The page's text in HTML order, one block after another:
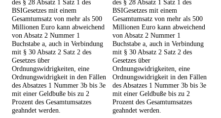
des § 28 Absatz 1 Satz 1 des
BSIGesetzes mit einem
Gesamtumsatz von mehr als 500
Millionen Euro kann abweichend
von Absatz 2 Nummer 1
Buchstabe a, auch in Verbindung
mit § 30 Absatz 2 Satz 2 des
Gesetzes über
Ordnungswidrigkeiten, eine
Ordnungswidrigkeit in den Fällen
des Absatzes 1 Nummer 3b bis 3e
mit einer Geldbuße bis zu 2
Prozent des Gesamtumsatzes
geahndet werden.
des § 28 Absatz 1 Satz 1 des
BSIGesetzes mit einem
Gesamtumsatz von mehr als 500
Millionen Euro kann abweichend
von Absatz 2 Nummer 1
Buchstabe a, auch in Verbindung
mit § 30 Absatz 2 Satz 2 des
Gesetzes über
Ordnungswidrigkeiten, eine
Ordnungswidrigkeit in den Fällen
des Absatzes 1 Nummer 3b bis 3e
mit einer Geldbuße bis zu 2
Prozent des Gesamtumsatzes
geahndet werden.